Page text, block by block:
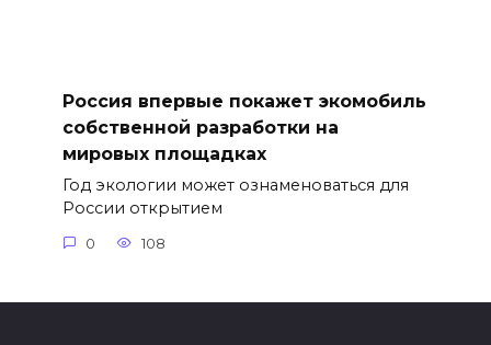
Россия впервые покажет экомобиль
собственной разработки на
мировых площадках
Год экологии может ознаменоваться для
России открытием
0 108